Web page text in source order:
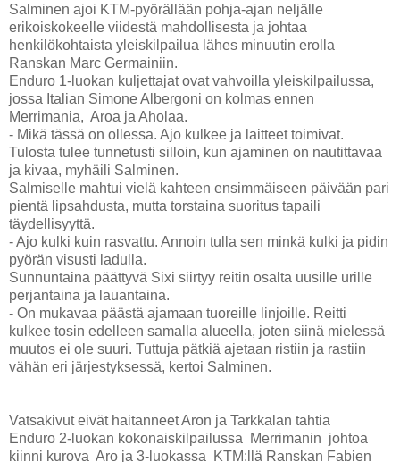
Salminen ajoi KTM-pyörällään pohja-ajan neljälle
erikoiskokeelle viidestä mahdollisesta ja johtaa
henkilökohtaista yleiskilpailua lähes minuutin erolla
Ranskan Marc Germainiin.
Enduro 1-luokan kuljettajat ovat vahvoilla yleiskilpailussa,
jossa Italian Simone Albergoni on kolmas ennen
Merrimania, Aroa ja Aholaa.
- Mikä tässä on ollessa. Ajo kulkee ja laitteet toimivat.
Tulosta tulee tunnetusti silloin, kun ajaminen on nautittavaa
ja kivaa, myhäili Salminen.
Salmiselle mahtui vielä kahteen ensimmäiseen päivään pari
pientä lipsahdusta, mutta torstaina suoritus tapaili
täydellisyyttä.
- Ajo kulki kuin rasvattu. Annoin tulla sen minkä kulki ja pidin
pyörän visusti ladulla.
Sunnuntaina päättyvä Sixi siirtyy reitin osalta uusille urille
perjantaina ja lauantaina.
- On mukavaa päästä ajamaan tuoreille linjoille. Reitti
kulkee tosin edelleen samalla alueella, joten siinä mielessä
muutos ei ole suuri. Tuttuja pätkiä ajetaan ristiin ja rastiin
vähän eri järjestyksessä, kertoi Salminen.
Vatsakivut eivät haitanneet Aron ja Tarkkalan tahtia
Enduro 2-luokan kokonaiskilpailussa Merrimanin johtoa
kiinni kurova Aro ja 3-luokassa KTM:llä Ranskan Fabien